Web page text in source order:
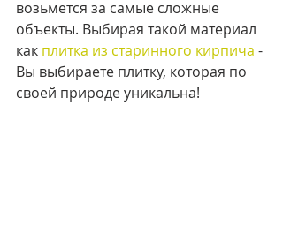
возьмется за самые сложные
объекты. Выбирая такой материал
как плитка из старинного кирпича -
Вы выбираете плитку, которая по
своей природе уникальна!